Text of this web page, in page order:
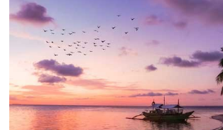
سياحة
وسفر
ديكور
أخبار